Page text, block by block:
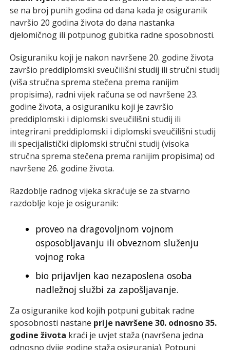
se na broj punih godina od dana kada je osiguranik
navršio 20 godina života do dana nastanka
djelomičnog ili potpunog gubitka radne sposobnosti.
Osiguraniku koji je nakon navršene 20. godine života
završio preddiplomski sveučilišni studij ili stručni studij
(viša stručna sprema stečena prema ranijim
propisima), radni vijek računa se od navršene 23.
godine života, a osiguraniku koji je završio
preddiplomski i diplomski sveučilišni studij ili
integrirani preddiplomski i diplomski sveučilišni studij
ili specijalistički diplomski stručni studij (visoka
stručna sprema stečena prema ranijim propisima) od
navršene 26. godine života.
Razdoblje radnog vijeka skraćuje se za stvarno
razdoblje koje je osiguranik:
proveo na dragovoljnom vojnom
osposobljavanju ili obveznom služenju
vojnog roka
bio prijavljen kao nezaposlena osoba
nadležnoj službi za zapošljavanje.
Za osiguranike kod kojih potpuni gubitak radne
sposobnosti nastane prije navršene 30. odnosno 35.
godine života kraći je uvjet staža (navršena jedna
odnosno dvije godine staža osiguranja). Potpuni